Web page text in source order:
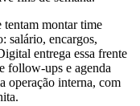
tentam montar time
salário, encargos,
entrega essa frente
follow-ups e agenda
operação interna, com